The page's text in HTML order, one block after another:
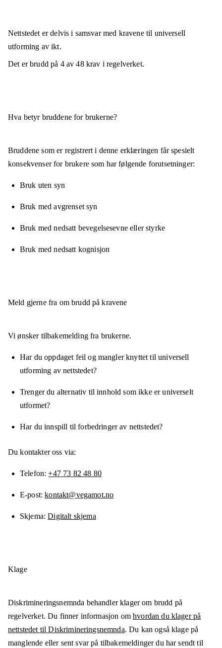
Nettstedet erdelvis i samsvarmed kravene til universell
utforming av ikt.
Det er brudd på 4av48krav i regelverket.
Hva betyr bruddene for brukerne?
Bruddene som er registrert i denne erklæringen får spesielt
konsekvenser for brukere som har følgende forutsetninger:
Bruk uten syn
Bruk med avgrenset syn
Bruk med nedsatt bevegelsesevne eller styrke
Bruk med nedsatt kognisjon
Meld gjerne fra om brudd på kravene
Vi ønsker tilbakemelding fra brukerne.
Har du oppdaget feil og mangler knyttet til universell
utforming av nettstedet?
Trenger du alternativ til innhold som ikke er universelt
utformet?
Har du innspill til forbedringer av nettstedet?
Du kontakter oss via:
Telefon +47 73 82 48 80
E-post kontakt@vegamot.no
Skjema Digitalt skjema
Klage
Diskrimineringsnemnda behandler klager om brudd på
regelverket. Du finner informasjon omhvordan du klager på
nettstedet til Diskrimineringsnemnda. Du kan også klage på
manglende eller sent svar på tilbakemeldinger du har sendt til